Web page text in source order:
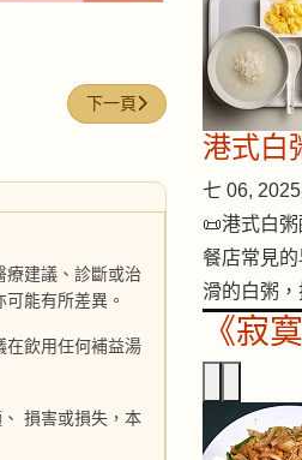
下一篇文章: 潮式荷包鱉
下一頁
療建議、診斷或治
能有所差異。
在飲用任何補益湯
損害或損失，本
港式白
七 06, 2025
📜港式白
餐店常見
滑的白粥
《寂